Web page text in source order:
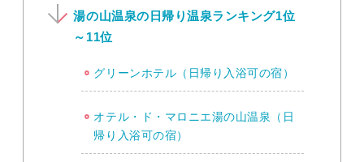
湯の山温泉の日帰り温泉ランキング1位
～11位
グリーンホテル（日帰り入浴可の宿）
オテル・ド・マロニエ湯の山温泉（日
帰り入浴可の宿）